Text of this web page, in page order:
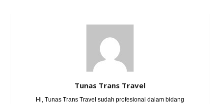
Tunas Trans Travel
Hi, Tunas Trans Travel sudah profesional dalam bidang